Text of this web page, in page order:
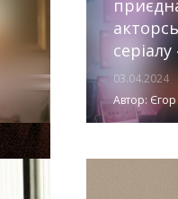
03.04.2024
Автор: